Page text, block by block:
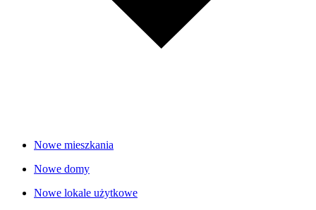
Nowe mieszkania
Nowe domy
Nowe lokale użytkowe